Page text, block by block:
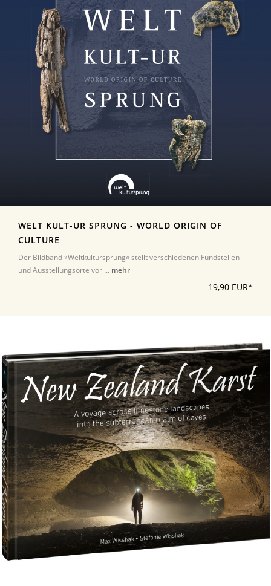
WELT KULT-UR SPRUNG - WORLD ORIGIN OF
CULTURE
Der Bildband »Weltkultursprung« stellt verschiedenen Fundstellen
und Ausstellungsorte vor ... mehr
19,90 EUR*